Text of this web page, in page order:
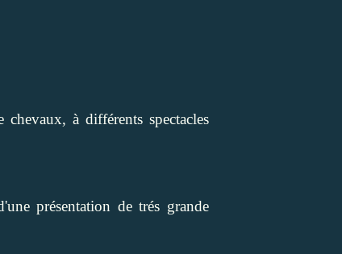
à différents spectacles
présentation de trés grande